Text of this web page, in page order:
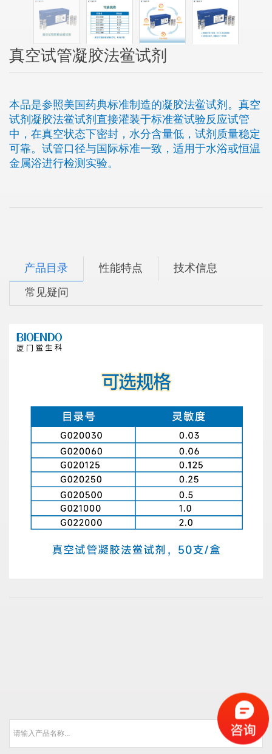
真空试管凝胶法鲎试剂
本品是参照美国药典标准制造的凝胶法鲎试剂。真空
试剂凝胶法鲎试剂直接灌装于标准鲎试验反应试管
中，在真空状态下密封，水分含量低，试剂质量稳定
可靠。试管口径与国际标准一致，适用于水浴或恒温
金属浴进行检测实验。
产品目录 性能特点 技术信息
常见疑问